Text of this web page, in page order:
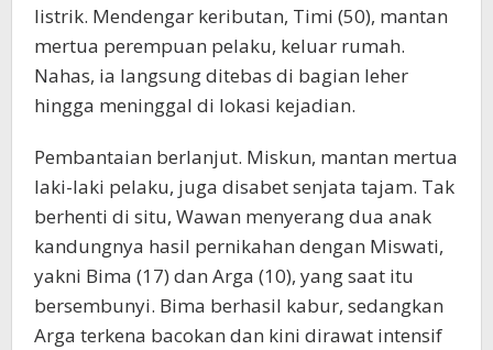
listrik. Mendengar keributan, Timi (50), mantan
mertua perempuan pelaku, keluar rumah.
Nahas, ia langsung ditebas di bagian leher
hingga meninggal di lokasi kejadian.
Pembantaian berlanjut. Miskun, mantan mertua
laki-laki pelaku, juga disabet senjata tajam. Tak
berhenti di situ, Wawan menyerang dua anak
kandungnya hasil pernikahan dengan Miswati,
yakni Bima (17) dan Arga (10), yang saat itu
bersembunyi. Bima berhasil kabur, sedangkan
Arga terkena bacokan dan kini dirawat intensif